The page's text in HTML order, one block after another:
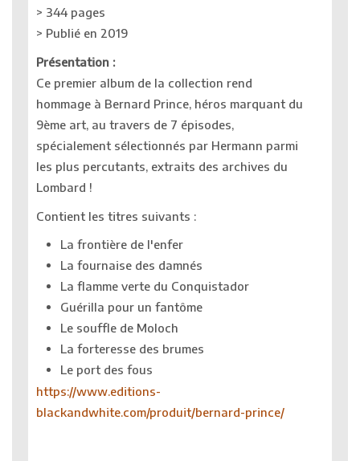
> 344 pages
> Publié en 2019
Présentation :
Ce premier album de la collection rend
hommage à Bernard Prince, héros marquant du
9ème art, au travers de 7 épisodes,
spécialement sélectionnés par Hermann parmi
les plus percutants, extraits des archives du
Lombard !
Contient les titres suivants :
La frontière de l'enfer
La fournaise des damnés
La flamme verte du Conquistador
Guérilla pour un fantôme
Le souffle de Moloch
La forteresse des brumes
Le port des fous
https://www.editions-
blackandwhite.com/produit/bernard-prince/